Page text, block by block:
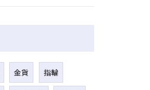
金貨 指輪